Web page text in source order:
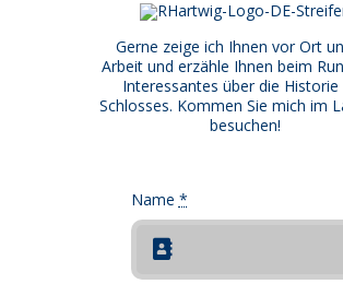
Gerne zeige ich Ihnen vor Ort
Arbeit und erzähle Ihnen beim
Interessantes über die Historie
Schlosses. Kommen Sie mich im
besuchen!
Name *